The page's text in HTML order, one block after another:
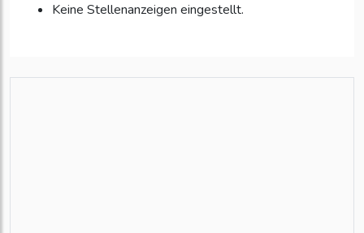
Keine Stellenanzeigen eingestellt.